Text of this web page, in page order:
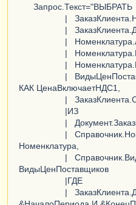
Запрос.Текст="ВЫБРАТЬ
|
|
|
|
|
|
КАК ЦенаВключаетНДС1,
|
|ИЗ
|
|
Номенклатура,
|
ВидыЦенПоставщиков
|ГДЕ
|